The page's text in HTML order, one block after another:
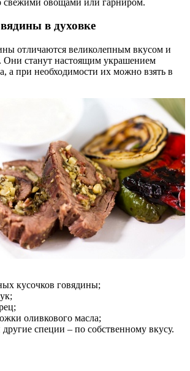
в духовке
отличаются великолепным вкусом и
Они станут настоящим украшением
а при необходимости их можно взять в
кусочков говядины;
оливкового масла;
другие специи – по собственному вкусу.